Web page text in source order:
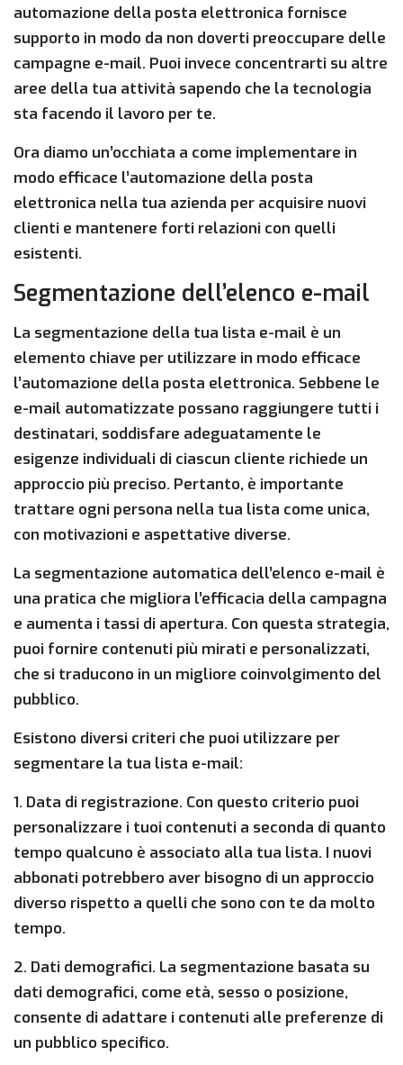
automazione della posta elettronica fornisce
supporto in modo da non doverti preoccupare delle
campagne e-mail. Puoi invece concentrarti su altre
aree della tua attività sapendo che la tecnologia
sta facendo il lavoro per te.
Ora diamo un’occhiata a come implementare in
modo efficace l’automazione della posta
elettronica nella tua azienda per acquisire nuovi
clienti e mantenere forti relazioni con quelli
esistenti.
Segmentazione dell’elenco e-mail
La segmentazione della tua lista e-mail è un
elemento chiave per utilizzare in modo efficace
l’automazione della posta elettronica. Sebbene le
e-mail automatizzate possano raggiungere tutti i
destinatari, soddisfare adeguatamente le
esigenze individuali di ciascun cliente richiede un
approccio più preciso. Pertanto, è importante
trattare ogni persona nella tua lista come unica,
con motivazioni e aspettative diverse.
La segmentazione automatica dell’elenco e-mail è
una pratica che migliora l’efficacia della campagna
e aumenta i tassi di apertura. Con questa strategia,
puoi fornire contenuti più mirati e personalizzati,
che si traducono in un migliore coinvolgimento del
pubblico.
Esistono diversi criteri che puoi utilizzare per
segmentare la tua lista e-mail:
1. Data di registrazione. Con questo criterio puoi
personalizzare i tuoi contenuti a seconda di quanto
tempo qualcuno è associato alla tua lista. I nuovi
abbonati potrebbero aver bisogno di un approccio
diverso rispetto a quelli che sono con te da molto
tempo.
2. Dati demografici. La segmentazione basata su
dati demografici, come età, sesso o posizione,
consente di adattare i contenuti alle preferenze di
un pubblico specifico.